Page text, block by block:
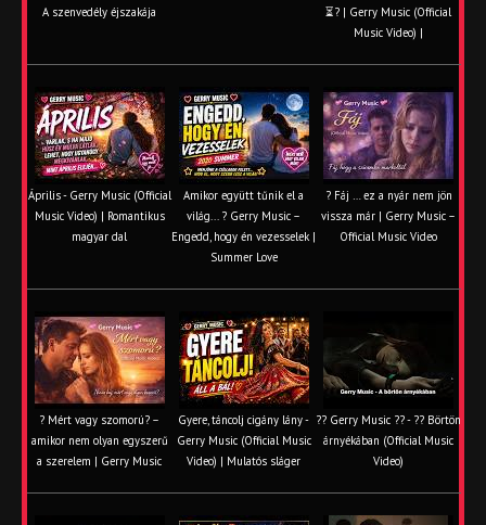
A szenvedély éjszakája
⏳? | Gerry Music (Official
Music Video) |
Április - Gerry Music (Official
Music Video) | Romantikus
magyar dal
Amikor együtt tűnik el a
világ... ? Gerry Music –
Engedd, hogy én vezesselek |
Summer Love
? Fáj … ez a nyár nem jön
vissza már | Gerry Music –
Official Music Video
? Mért vagy szomorú? –
amikor nem olyan egyszerű
a szerelem | Gerry Music
Gyere, táncolj cigány lány -
Gerry Music (Official Music
Video) | Mulatós sláger
?? Gerry Music ?? - ?? Börtön
árnyékában (Official Music
Video)